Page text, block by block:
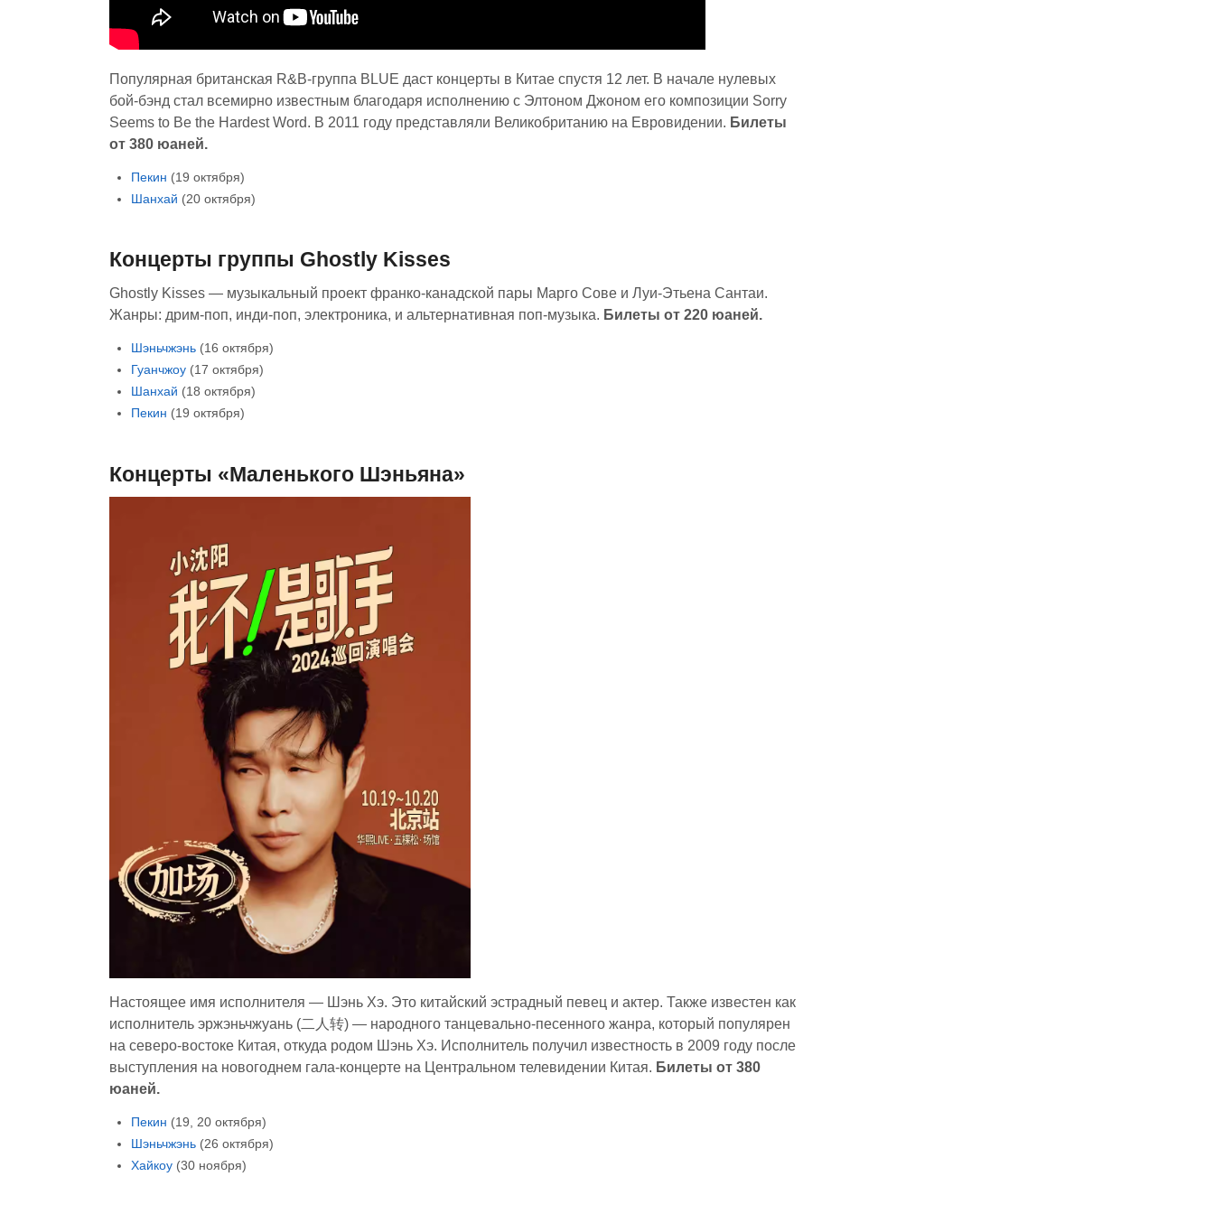
Популярная британская R&B-группа BLUE даст концерты в Китае спустя 12 лет. В начале нулевых
бой-бэнд стал всемирно известным благодаря исполнению с Элтоном Джоном его композиции Sorry
Seems to Be the Hardest Word. В 2011 году представляли Великобританию на Евровидении. Билеты
от 380 юаней.
Пекин (19 октября)
Шанхай (20 октября)
Концерты группы Ghostly Kisses
Ghostly Kisses — музыкальный проект франко-канадской пары Марго Сове и Луи-Этьена Сантаи.
Жанры: дрим-поп, инди-поп, электроника, и альтернативная поп-музыка. Билеты от 220 юаней.
Шэньчжэнь (16 октября)
Гуанчжоу (17 октября)
Шанхай (18 октября)
Пекин (19 октября)
Концерты «Маленького Шэньяна»
Настоящее имя исполнителя — Шэнь Хэ. Это китайский эстрадный певец и актер. Также известен как
исполнитель эржэньчжуань (二人转) — народного танцевально-песенного жанра, который популярен
на северо-востоке Китая, откуда родом Шэнь Хэ. Исполнитель получил известность в 2009 году после
выступления на новогоднем гала-концерте на Центральном телевидении Китая. Билеты от 380
юаней.
Пекин (19, 20 октября)
Шэньчжэнь (26 октября)
Хайкоу (30 ноября)